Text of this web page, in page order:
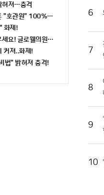
혀져…충격
"호관원" 100%당첨 혜택 난리나!!
화제!
요! 글로웰의원 의)96837
커져..화제!
법" 밝혀져 충격!
즐기
마 구
있
게
일교
뛰
서 맛
활
은 이
점검
길
6
7
8
9
10